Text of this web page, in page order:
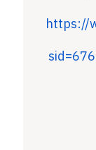
https://